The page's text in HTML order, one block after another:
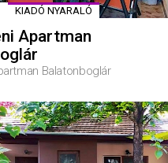
KIADÓ NYARALÓ
Apartman
Balatonboglár